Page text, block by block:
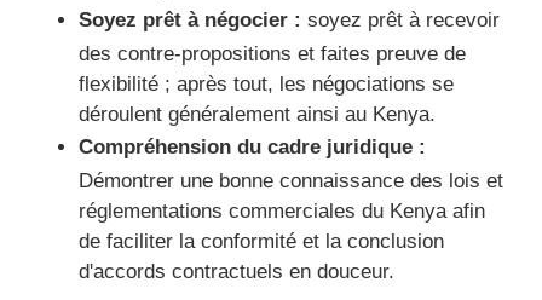
Soyez prêt à négocier : soyez prêt à recevoir
des contre-propositions et faites preuve de
flexibilité ; après tout, les négociations se
déroulent généralement ainsi au Kenya.
Compréhension du cadre juridique :
Démontrer une bonne connaissance des lois et
réglementations commerciales du Kenya afin
de faciliter la conformité et la conclusion
d'accords contractuels en douceur.